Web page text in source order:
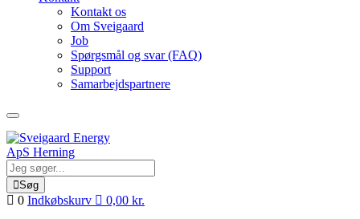
Kontakt os
Om Sveigaard
Job
Spørgsmål og svar (FAQ)
Support
Samarbejdspartnere
Søg
0 Indkøbskurv 0,00 kr.